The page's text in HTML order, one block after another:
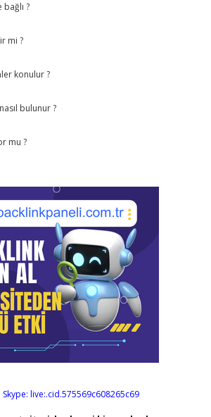
?
mi ?
konulur ?
bulunur ?
mu ?
Skype: live:.cid.575569c608265c69